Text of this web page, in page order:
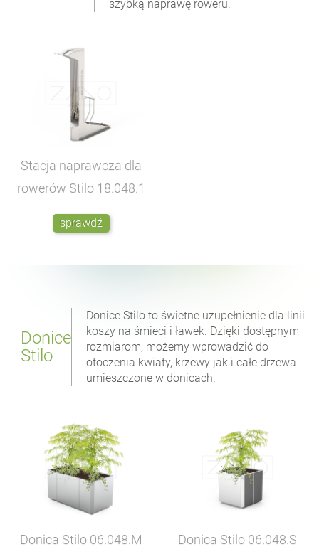
szybką naprawę roweru.
Stacja naprawcza dla
rowerów Stilo 18.048.1
sprawdź
Donice
Stilo
Donice Stilo to świetne uzupełnienie dla linii
koszy na śmieci i ławek. Dzięki dostępnym
rozmiarom, możemy wprowadzić do
otoczenia kwiaty, krzewy jak i całe drzewa
umieszczone w donicach.
Donica Stilo 06.048.M Donica Stilo 06.048.S